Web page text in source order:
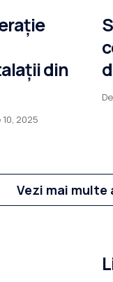
din
2025
Vezi mai